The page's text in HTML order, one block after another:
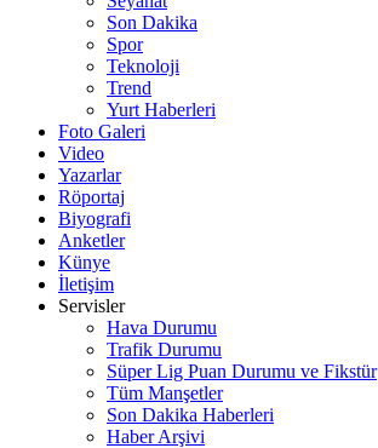
Son Dakika
Spor
Teknoloji
Trend
Yurt Haberleri
Foto Galeri
Video
Yazarlar
Röportaj
Biyografi
Anketler
Künye
İletişim
Servisler
Hava Durumu
Trafik Durumu
Süper Lig Puan Durumu ve Fikstür
Tüm Manşetler
Son Dakika Haberleri
Haber Arşivi